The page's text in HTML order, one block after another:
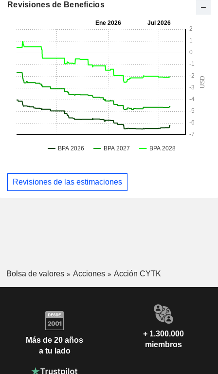
Revisiones de Beneficios
Revisiones de las estimaciones
Bolsa de valores Acciones Acción CYTK
Más de 20 años
a tu lado
+ 1.300.000
miembros